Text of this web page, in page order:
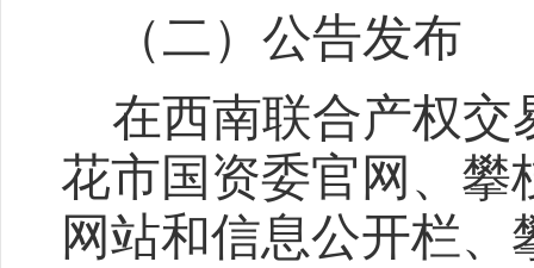
（二） 公告发布
在西南联合产权交
花市国资委官网、攀
网站和信息公开栏